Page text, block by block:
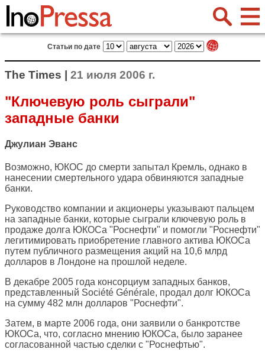
Статьи по дате
The Times | 21 июля 2006 г.
"Ключевую роль сыграли"
западные банки
Джулиан Эванс
Возможно, ЮКОС до смерти запытал Кремль, однако в
нанесении смертельного удара обвиняются западные
банки.
Руководство компании и акционеры указывают пальцем
на западные банки, которые сыграли ключевую роль в
продаже долга ЮКОСа "Роснефти" и помогли "Роснефти"
легитимировать приобретение главного актива ЮКОСа
путем публичного размещения акций на 10,6 млрд
долларов в Лондоне на прошлой неделе.
В декабре 2005 года консорциум западных банков,
представленный Société Générale, продал долг ЮКОСа
на сумму 482 млн долларов "Роснефти".
Затем, в марте 2006 года, они заявили о банкротстве
ЮКОСа, что, согласно мнению ЮКОСа, было заранее
согласованной частью сделки с "Роснефтью".